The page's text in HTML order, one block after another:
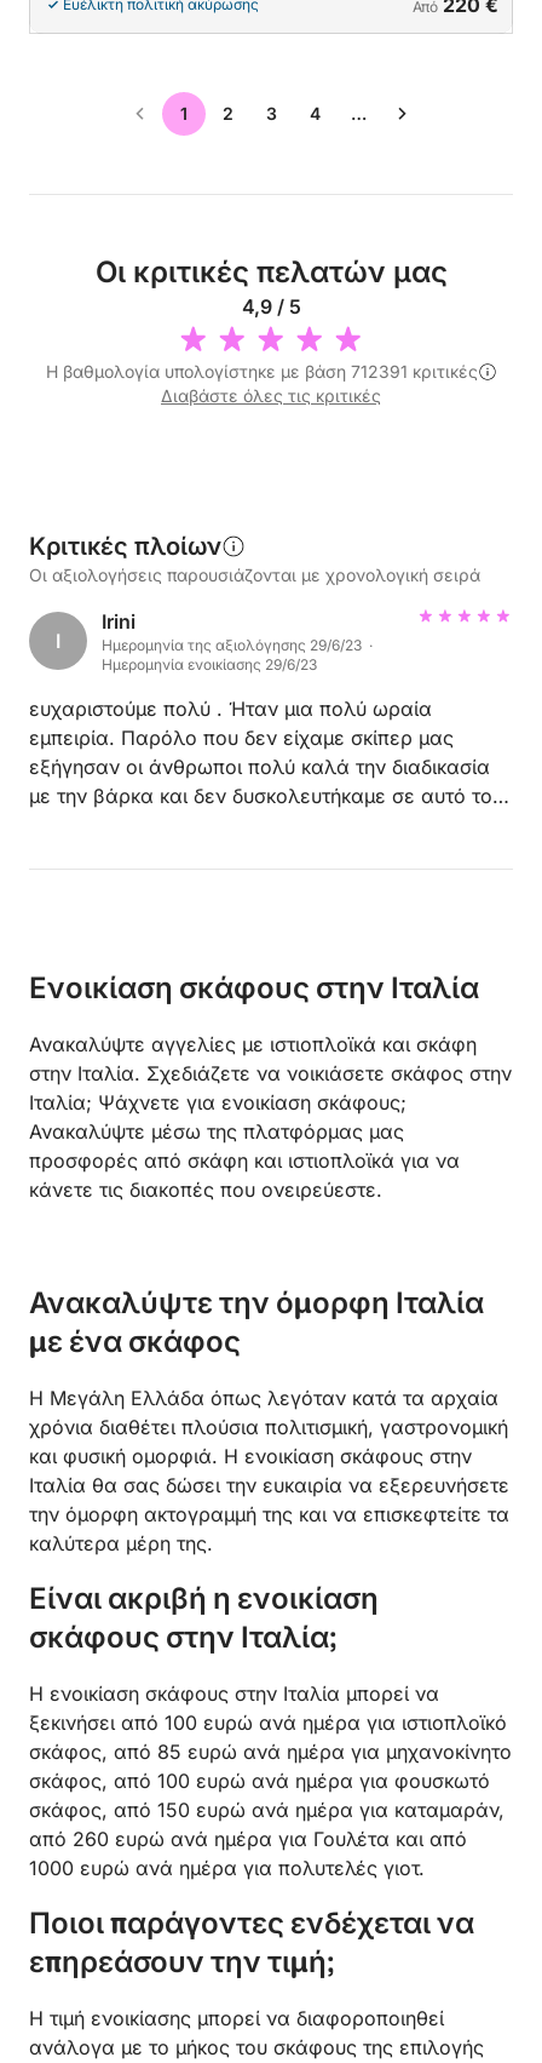
Ευέλικτη πολιτική ακύρωσης Από 220 €
1 2 3 4 …
Οι κριτικές πελατών μας
4,9 / 5
Η βαθμολογία υπολογίστηκε με βάση 712391 κριτικές
Διαβάστε όλες τις κριτικές
Κριτικές πλοίων
Οι αξιολογήσεις παρουσιάζονται με χρονολογική σειρά
I
Irini
Ημερομηνία της αξιολόγησης 29/6/23 ·
Ημερομηνία ενοικίασης 29/6/23
ευχαριστούμε πολύ . Ήταν μια πολύ ωραία
εμπειρία. Παρόλο που δεν είχαμε σκίπερ μας
εξήγησαν οι άνθρωποι πολύ καλά την διαδικασία
με την βάρκα και δεν δυσκολευτήκαμε σε αυτό το
Ενοικίαση σκάφους στην Ιταλία
Ανακαλύψτε αγγελίες με ιστιοπλοϊκά και σκάφη
στην Ιταλία. Σχεδιάζετε να νοικιάσετε σκάφος στην
Ιταλία; Ψάχνετε για ενοικίαση σκάφους;
Ανακαλύψτε μέσω της πλατφόρμας μας
προσφορές από σκάφη και ιστιοπλοϊκά για να
κάνετε τις διακοπές που ονειρεύεστε.
Ανακαλύψτε την όμορφη Ιταλία
με ένα σκάφος
Η Μεγάλη Ελλάδα όπως λεγόταν κατά τα αρχαία
χρόνια διαθέτει πλούσια πολιτισμική, γαστρονομική
και φυσική ομορφιά. Η ενοικίαση σκάφους στην
Ιταλία θα σας δώσει την ευκαιρία να εξερευνήσετε
την όμορφη ακτογραμμή της και να επισκεφτείτε τα
καλύτερα μέρη της.
Είναι ακριβή η ενοικίαση
σκάφους στην Ιταλία;
Η ενοικίαση σκάφους στην Ιταλία μπορεί να
ξεκινήσει από 100 ευρώ ανά ημέρα για ιστιοπλοϊκό
σκάφος, από 85 ευρώ ανά ημέρα για μηχανοκίνητο
σκάφος, από 100 ευρώ ανά ημέρα για φουσκωτό
σκάφος, από 150 ευρώ ανά ημέρα για καταμαράν,
από 260 ευρώ ανά ημέρα για Γουλέτα και από
1000 ευρώ ανά ημέρα για πολυτελές γιοτ.
Ποιοι παράγοντες ενδέχεται να
επηρεάσουν την τιμή;
Η τιμή ενοικίασης μπορεί να διαφοροποιηθεί
ανάλογα με το μήκος του σκάφους της επιλογής